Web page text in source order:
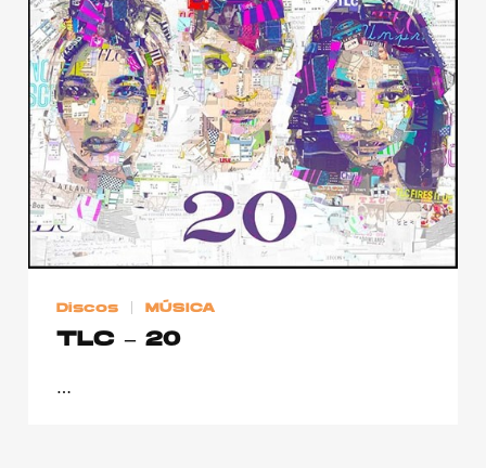
Publicidad
Contacto
Aviso Legal
© 2015-2022 UMOMAG. PROPIEDAD DE UMO agency. TODOS LOS
DERECHOS RESERVADOS.
Discos MÚSICA
TLC – 20
…